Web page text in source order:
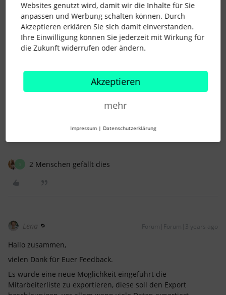
Ich stimme dem Post uneingeschränkt zu! Aus einer
sekundenschnellen Angelegenheit wird jetzt ein echter
Zeitfresser, der die Geduld des Nutzers auf die Probe stellt.
nicht jedes Mal abspeichern möchte - weil wir sie jeweils nur
ein einziges Mal in dieser Kombination brauchen.
Für unsere praktische Anwendung ist die Funktion in
der aktuellen Version deutlich verschlechtert im Vergleich zur
2 Menschen gefällt dies
Lena Forum|Forum|3 years ago
Hallo zusammen,
vielen Dank für Euer Feedback.
Es wurde eine neue Möglichkeit eingeführt die
Mitarbeiterliste zu exportieren, diese soll den Export
Websites genutzt wird, damit wir die Inhalte für Sie
anpassen und Werbung schalten können. Durch
Akzeptieren erklären Sie sich damit einverstanden.
Ihre Einwilligung können Sie jederzeit mit Wirkung für
die Zukunft widerrufen oder ändern.
Akzeptieren
mehr
Impressum | Datenschutzerklärung